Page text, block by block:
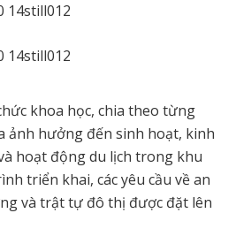
khoa học, chia theo từng
ảnh hưởng đến sinh hoạt, kinh
hoạt động du lịch trong khu
triển khai, các yêu cầu về an
và trật tự đô thị được đặt lên